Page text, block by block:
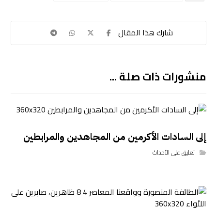
منشورات ذات صلة ...
إلى السادات الأكرمين من المجاهدين والمرابطين
تعليق على الأحداث